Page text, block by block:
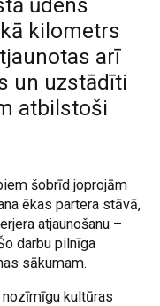
ūdens
kilometrs
arī
un uzstādīti
atbilstoši
šobrīd joprojām
ēkas partera stāvā,
atjaunošanu –
darbu pilnīga
sākumam.
kultūras